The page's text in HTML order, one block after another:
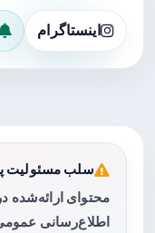
اینستاگرام
سلب مسئولیت
محتوای
اطلاع‌رسانی